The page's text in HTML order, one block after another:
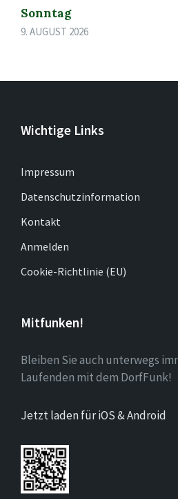
Sonntag
9. AUGUST 2026
Wichtige Links
Impressum
Datenschutzinformation
Kontakt
Anmelden
Cookie-Richtlinie (EU)
Mitfunken!
Bleiben Sie auch unterwegs
Laufenden mit dem DorfFunk!
Jetzt laden für iOS & Android